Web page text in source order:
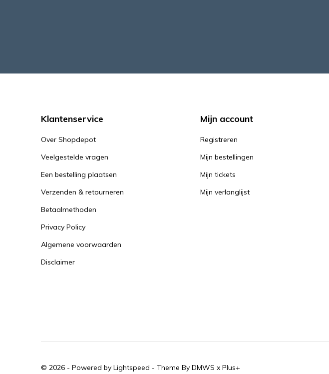
Klantenservice
Over Shopdepot
Veelgestelde vragen
Een bestelling plaatsen
Verzenden & retourneren
Betaalmethoden
Privacy Policy
Algemene voorwaarden
Disclaimer
Mijn account
Registreren
Mijn bestellingen
Mijn tickets
Mijn verlanglijst
© 2026 - Powered by Lightspeed - Theme By DMWS x Plus+